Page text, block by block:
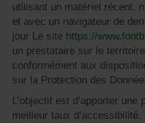
utilisant un matériel récent,
et avec un navigateur de
jour Le site https://
un prestataire sur le
conformément aux
sur la Protection des
L’objectif est d’apporter
meilleur taux d’accessibilité.